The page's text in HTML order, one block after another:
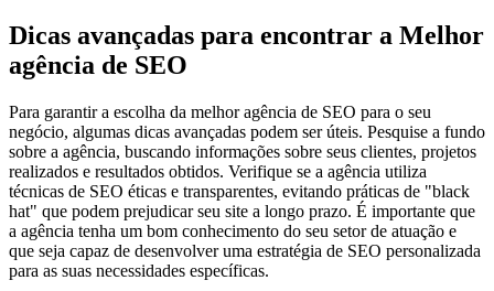
Dicas avançadas para encontrar a Melhor
agência de SEO
Para garantir a escolha da melhor agência de SEO para o seu
negócio, algumas dicas avançadas podem ser úteis. Pesquise a fundo
sobre a agência, buscando informações sobre seus clientes, projetos
realizados e resultados obtidos. Verifique se a agência utiliza
técnicas de SEO éticas e transparentes, evitando práticas de "black
hat" que podem prejudicar seu site a longo prazo. É importante que
a agência tenha um bom conhecimento do seu setor de atuação e
que seja capaz de desenvolver uma estratégia de SEO personalizada
para as suas necessidades específicas.